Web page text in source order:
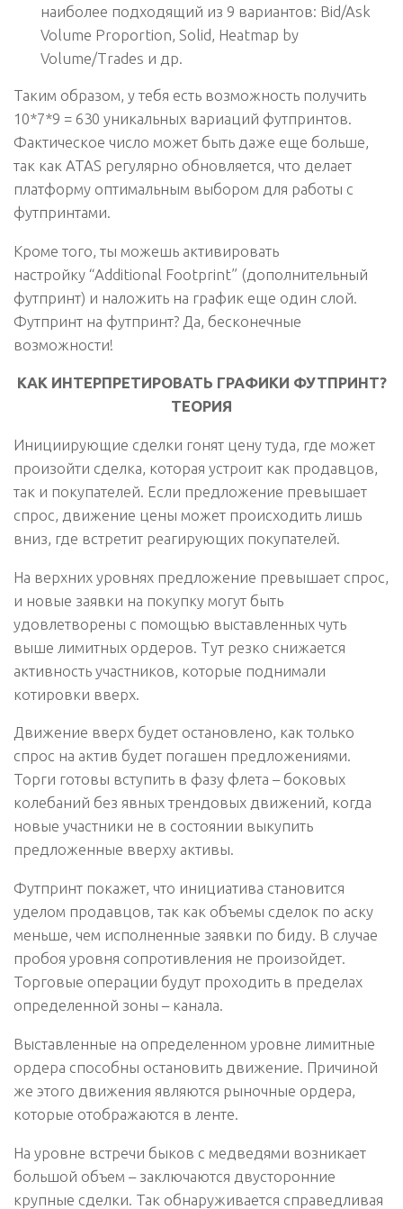
наиболее подходящий из 9 вариантов: Bid/Ask
Volume Proportion, Solid, Heatmap by
Volume/Trades и др.
Таким образом, у тебя есть возможность получить
10*7*9 = 630 уникальных вариаций футпринтов.
Фактическое число может быть даже еще больше,
так как ATAS регулярно обновляется, что делает
платформу оптимальным выбором для работы с
футпринтами.
Кроме того, ты можешь активировать
настройку “Аdditional Footprint” (дополнительный
футпринт) и наложить на график еще один слой.
Футпринт на футпринт? Да, бесконечные
возможности!
КАК ИНТЕРПРЕТИРОВАТЬ ГРАФИКИ ФУТПРИНТ?
ТЕОРИЯ
Инициирующие сделки гонят цену туда, где может
произойти сделка, которая устроит как продавцов,
так и покупателей. Если предложение превышает
спрос, движение цены может происходить лишь
вниз, где встретит реагирующих покупателей.
На верхних уровнях предложение превышает спрос,
и новые заявки на покупку могут быть
удовлетворены с помощью выставленных чуть
выше лимитных ордеров. Тут резко снижается
активность участников, которые поднимали
котировки вверх.
Движение вверх будет остановлено, как только
спрос на актив будет погашен предложениями.
Торги готовы вступить в фазу флета – боковых
колебаний без явных трендовых движений, когда
новые участники не в состоянии выкупить
предложенные вверху активы.
Футпринт покажет, что инициатива становится
уделом продавцов, так как объемы сделок по аску
меньше, чем исполненные заявки по биду. В случае
пробоя уровня сопротивления не произойдет.
Торговые операции будут проходить в пределах
определенной зоны – канала.
Выставленные на определенном уровне лимитные
ордера способны остановить движение. Причиной
же этого движения являются рыночные ордера,
которые отображаются в ленте.
На уровне встречи быков с медведями возникает
большой объем – заключаются двусторонние
крупные сделки. Так обнаруживается справедливая